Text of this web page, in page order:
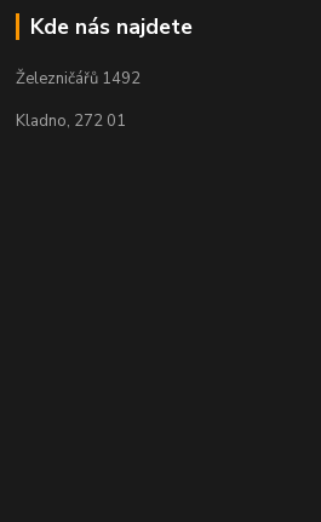
Kde nás najdete
Železničářů 1492
Kladno, 272 01